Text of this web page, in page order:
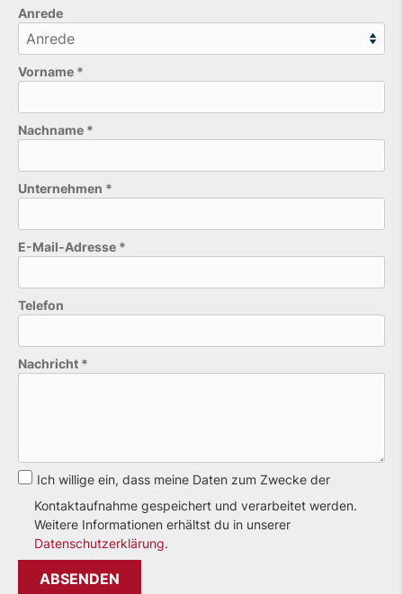
Anrede
Vorname *
Nachname *
Unternehmen *
E-Mail-Adresse *
Telefon
Bitte lasse dieses Feld leer.
Nachricht *
Ich willige ein, dass meine Daten zum Zwecke der
Kontaktaufnahme gespeichert und verarbeitet werden.
Weitere Informationen erhältst du in unserer
Datenschutzerklärung.